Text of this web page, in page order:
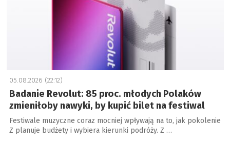
05.08.2026 (22:12)
Badanie Revolut: 85 proc. młodych Polaków
zmieniłoby nawyki, by kupić bilet na festiwal
Festiwale muzyczne coraz mocniej wpływają na to, jak pokolenie
Z planuje budżety i wybiera kierunki podróży. Z …